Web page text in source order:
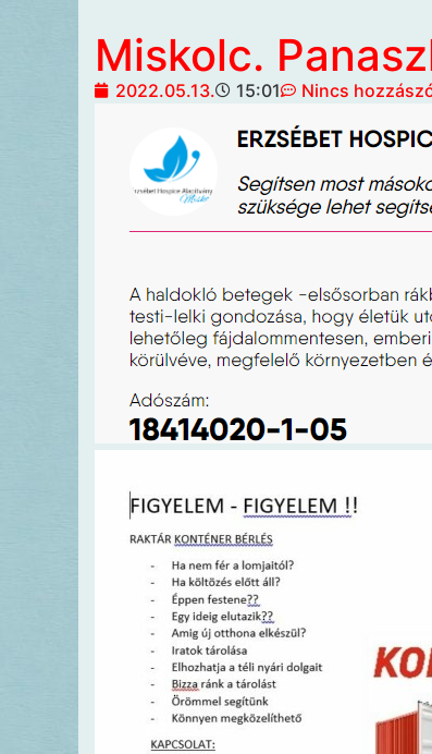
Miskolc.
2022.05.13. 15:01 Nincs